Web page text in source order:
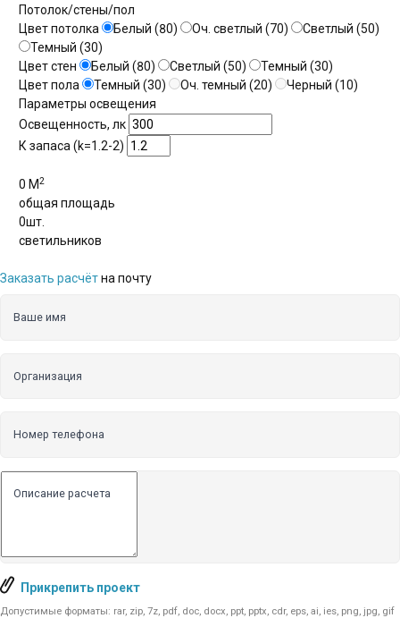
Потолок/стены/пол
Цвет потолка
Белый (80) Оч. светлый (70)
Светлый (50)
Темный (30)
Цвет стен
Белый (80) Светлый (50)
Темный (30)
Цвет пола
Темный (30) Оч. темный (20)
Черный (10)
Параметры освещения
Освещенность, лк
К запаса (k=1.2-2)
0 М2
общая площадь
0шт.
светильников
Заказать расчётна почту
Ваше имя
Организация
Номер телефона
Описание расчета
Прикрепить проект
Допустимые форматы: rar, zip, 7z, pdf, doc, docx, ppt, pptx, cdr, eps, ai, ies, png, jpg, gif